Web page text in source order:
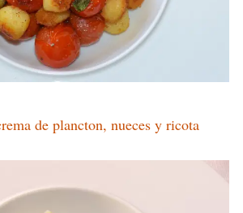
de plancton, nueces y ricota